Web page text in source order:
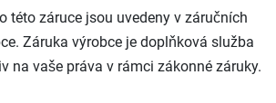
této záruce jsou uvedeny v záručních
Záruka výrobce je doplňková služba
na vaše práva v rámci zákonné záruky.